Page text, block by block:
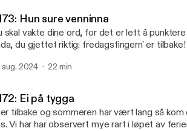
acast.com/privacy] for more information.
Hun sure venninna
skal vakte dine ord, for det er lett å
du gjettet riktig: fredagsfingern' er
og godt å være i gang igjen etter ferien!
aug. 2024 22 min
Ei på tygga
tilbake og sommeren har vært lang så
Vi har har observert mye rart i løpet av